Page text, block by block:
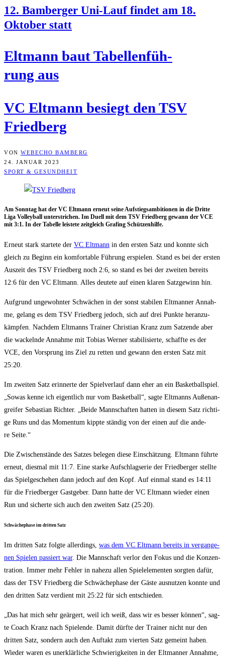
12. Bam­ber­ger Uni-Lauf fin­det am 18.
Okto­ber statt
Elt­mann baut Tabel­len­füh­
rung aus
VC Elt­mann besiegt den TSV
Friedberg
VON WEBECHO BAMBERG
24. JANUAR 2023
SPORT & GESUNDHEIT
Am Sonn­tag hat der VC Elt­mann erneut sei­ne Auf­stiegs­am­bi­tio­nen in die Drit­te
Liga Vol­ley­ball unter­stri­chen. Im Duell mit dem TSV Fried­berg gewann der VCE
mit 3:1. In der Tabel­le leis­te­te zeit­gleich Gra­fing Schützenhilfe.
Erneut stark star­te­te der VC Elt­mann in den ers­ten Satz und konn­te sich
gleich zu Beginn ein kom­for­ta­ble Füh­rung erspie­len. Stand es bei der ers­ten
Aus­zeit des TSV Fried­berg noch 2:6, so stand es bei der zwei­ten bereits
12:6 für den VC Elt­mann. Alles deu­te­te auf einen kla­ren Satz­ge­winn hin.
Auf­grund unge­wohn­ter Schwä­chen in der sonst sta­bi­len Elt­man­ner Annah­
me, gelang es dem TSV Fried­berg jedoch, sich auf drei Punk­te her­an­zu­
kämp­fen. Nach­dem Elt­manns Trai­ner Chris­ti­an Kranz zum Satz­en­de aber
die wackeln­de Annah­me mit Tobi­as Wer­ner sta­bi­li­sier­te, schaff­te es der
VCE, den Vor­sprung ins Ziel zu ret­ten und gewann den ers­ten Satz mit
25:20.
Im zwei­ten Satz erin­ner­te der Spiel­ver­lauf dann eher an ein Bas­ket­ball­spiel.
„Sowas ken­ne ich eigent­lich nur vom Bas­ket­ball“, sag­te Elt­manns Außen­an­
grei­fer Sebas­ti­an Rich­ter. „Bei­de Mann­schaf­ten hat­ten in die­sem Satz rich­ti­
ge Runs und das Momen­tum kipp­te stän­dig von der einen auf die ande­
re Seite.“
Die Zwi­schen­stän­de des Sat­zes bele­gen die­se Ein­schät­zung. Elt­mann führ­te
erneut, dies­mal mit 11:7. Eine star­ke Auf­schlag­se­rie der Fried­ber­ger stell­te
das Spiel­ge­sche­hen dann jedoch auf den Kopf. Auf ein­mal stand es 14:11
für die Fried­ber­ger Gast­ge­ber. Dann hat­te der VC Elt­mann wie­der einen
Run und sicher­te sich auch den zwei­ten Satz (25:20).
Schwä­che­pha­se im drit­ten Satz
Im drit­ten Satz folg­te aller­dings, was dem VC Elt­mann bereits in ver­gan­ge­
nen Spie­len pas­siert war. Die Mann­schaft ver­lor den Fokus und die Kon­zen­
tra­ti­on. Immer mehr Feh­ler in nahe­zu allen Spiel­ele­men­ten sorg­ten dafür,
dass der TSV Fried­berg die Schwä­che­pha­se der Gäs­te aus­nut­zen konn­te und
den drit­ten Satz ver­dient mit 25:22 für sich entschieden.
„Das hat mich sehr geär­gert, weil ich weiß, dass wir es bes­ser kön­nen“, sag­
te Coach Kranz nach Spie­len­de. Damit dürf­te der Trai­ner nicht nur den
drit­ten Satz, son­dern auch den Auf­takt zum vier­ten Satz gemeint haben.
Wie­der waren es uner­klär­li­che Schwie­rig­kei­ten in der Elt­man­ner Annah­me,